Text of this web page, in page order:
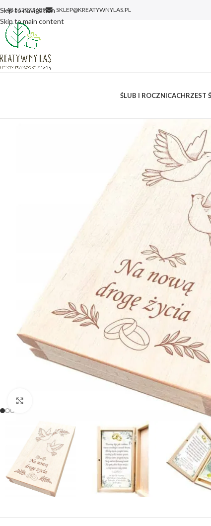
Skip to navigation
Skip to main content
+48 512971689 SKLEP@KREATYWNYLAS.PL
ŚLUB I ROCZNICACHRZEST